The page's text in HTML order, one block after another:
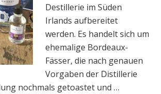
Destillerie im Süden
Irlands aufbereitet
werden. Es handelt sich um
ehemalige Bordeaux-
Fässer, die nach genauen
Vorgaben der Distillerie
nochmals getoastet und …